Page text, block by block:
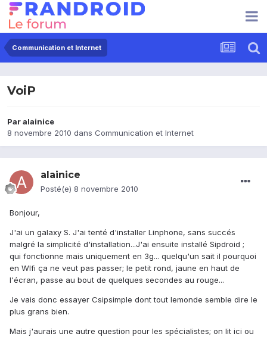
Communication et Internet
VoiP
Paralainice
8 novembre 2010 dans Communication et Internet
alainice
Posté(e) 8 novembre 2010
Bonjour,
J'ai un galaxy S. J'ai tenté d'installer Linphone, sans succés
malgré la simplicité d'installation...J'ai ensuite installé Sipdroid ;
qui fonctionne mais uniquement en 3g... quelqu'un sait il pourquoi
en WIfi ça ne veut pas passer; le petit rond, jaune en haut de
l'écran, passe au bout de quelques secondes au rouge...
Je vais donc essayer Csipsimple dont tout lemonde semble dire le
plus grans bien.
Mais j'aurais une autre question pour les spécialistes; on lit ici ou